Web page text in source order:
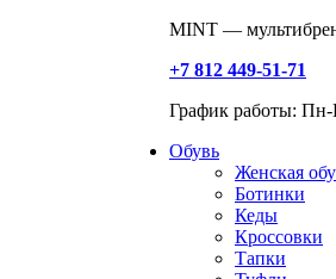
MINT —
+7 812 449-51-71
График работы: Пн-
Обувь
Женская
Ботинки
Кеды
Кроссовки
Тапки